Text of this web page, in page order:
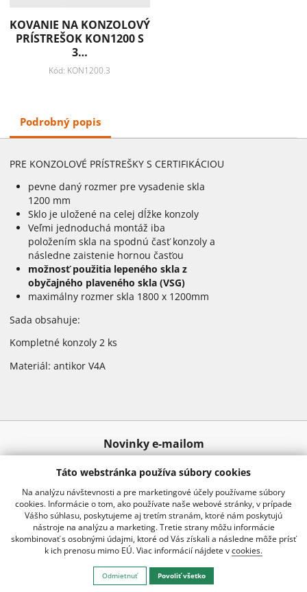
KOVANIE NA KONZOLOVÝ
PRÍSTREŠOK KON1200 S
3…
Kód: KON1200.3
Podrobný popis
PRE KONZOLOVÉ PRÍSTREŠKY S CERTIFIKÁCIOU
pevne daný rozmer pre vysadenie skla
1200 mm
Sklo je uložené na celej dĺžke konzoly
Veľmi jednoduchá montáž iba
položením skla na spodnú časť konzoly a
následne zaistenie hornou časťou
možnosť použitia lepeného skla z
obyčajného plaveného skla (VSG)
maximálny rozmer skla 1800 x 1200mm
Sada obsahuje:
Kompletné konzoly 2 ks
Materiál: antikor V4A
Novinky e-mailom
Odoslať
02 20920 888 info@kraussro.sk
Táto webstránka používa súbory cookies
Na analýzu návštevnosti a pre marketingové účely používame súbory
cookies. Informácie o tom, ako používate naše webové stránky, v prípade
Vášho súhlasu, poskytujeme aj tretím stranám, ktoré nám poskytujú
nástroje na analýzu a marketing. Tretie strany môžu informácie
skombinovať s osobnými údajmi, ktoré od Vás získali a následne môže prísť
k ich prenosu mimo EÚ. Viac informácií nájdete v cookies.
Odmietnuť Povoliť všetko